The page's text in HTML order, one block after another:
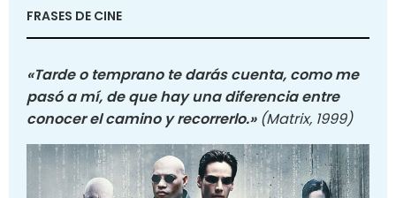
FRASES DE CINE
«Tarde o temprano te darás cuenta, como me
pasó a mí, de que hay una diferencia entre
conocer el camino y recorrerlo.» (Matrix, 1999)